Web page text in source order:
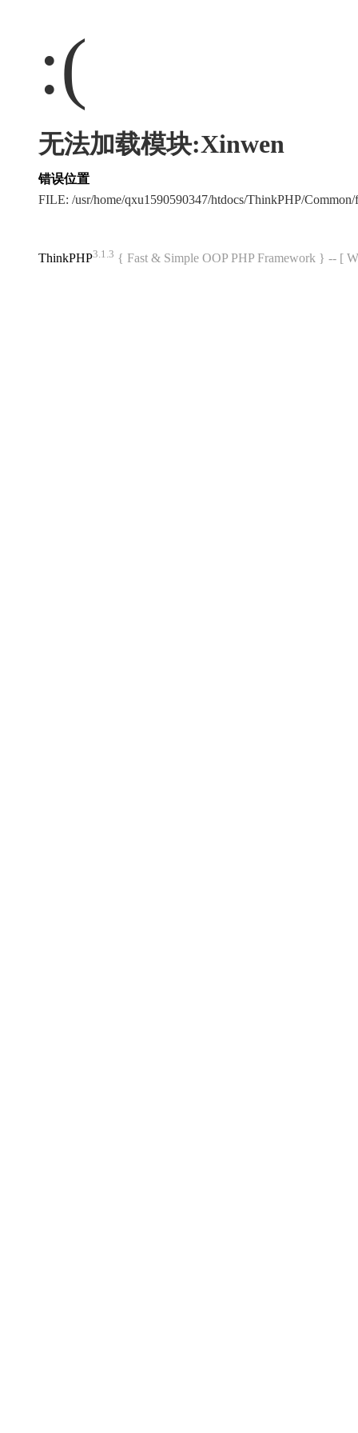
:(
无法加载模块:Xinwen
错误位置
FILE: /usr/home/qxu1590590347/htdocs/ThinkPHP/
ThinkPHP3.1.3 { Fast & Simple OOP PHP Framework } -- [